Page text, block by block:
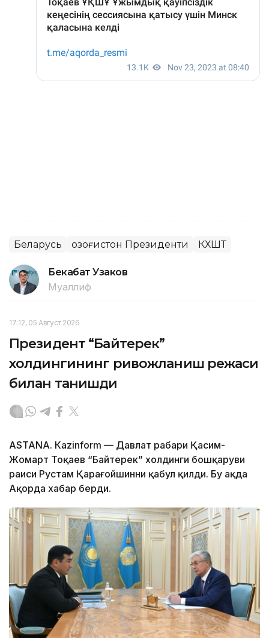
Беларусь Қозоғистон Президенти КХШТ
Бекабат Узаков
Муаллиф
17:12, 05 Август 2026
Президент “Байтерек”
холдингининг ривожланиш режаси
билан танишди
ASTANА. Каzinform — Давлат раҳбари Қасим-
Жомарт Тоқаев “Байтерек” холдинги бошқаруви
раиси Рустам Қарағойшинни қабул қилди. Бу ҳақда
Ақорда хабар берди.